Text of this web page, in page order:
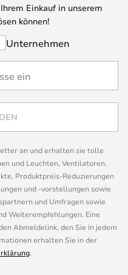
Einkauf in unserem
können!
Unternehmen
an und erhalten sie tolle
und Leuchten, Ventilatoren,
Produktpreis-Reduzierungen
und -vorstellungen sowie
und Umfragen sowie
Weiterempfehlungen. Eine
Abmeldelink, den Sie in jedem
erhalten Sie in der
.